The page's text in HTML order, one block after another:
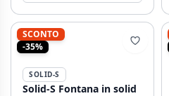
SCONTO
-35%
SOLID-S
Solid-S Fontana in solid